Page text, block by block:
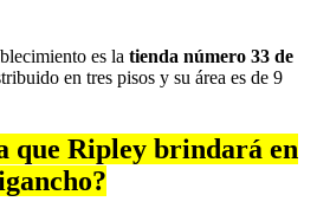
es la tienda número 33 de
en tres pisos y su área es de 9
que Ripley brindará en